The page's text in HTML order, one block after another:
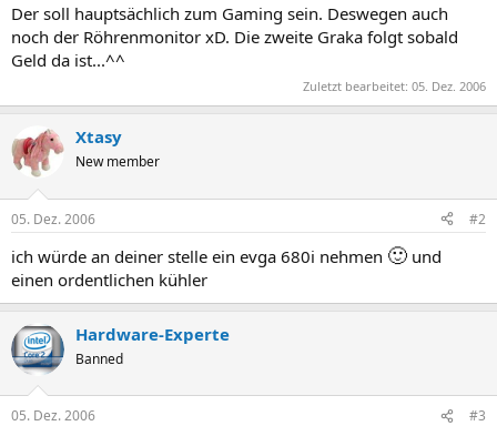
Der soll hauptsächlich zum Gaming sein. Deswegen auch
noch der Röhrenmonitor xD. Die zweite Graka folgt sobald
Geld da ist...^^
Zuletzt bearbeitet: 05. Dez. 2006
Xtasy
New member
05. Dez. 2006 #2
ich würde an deiner stelle ein evga 680i nehmen 🙂 und
einen ordentlichen kühler
Hardware-Experte
Banned
05. Dez. 2006 #3